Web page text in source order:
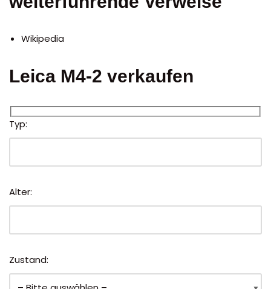
Wikipedia
Leica M4-2 verkaufen
Typ:
Alter:
Zustand: